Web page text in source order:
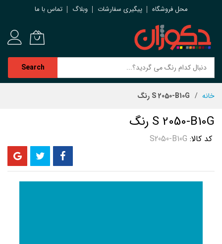
محل فروشگاه پیگیری سفارشات وبلاگ تماس با ما
Search
خانه S 2050-B10G رنگ
S 2050-B10G رنگ
کد کالا S2050-B10G